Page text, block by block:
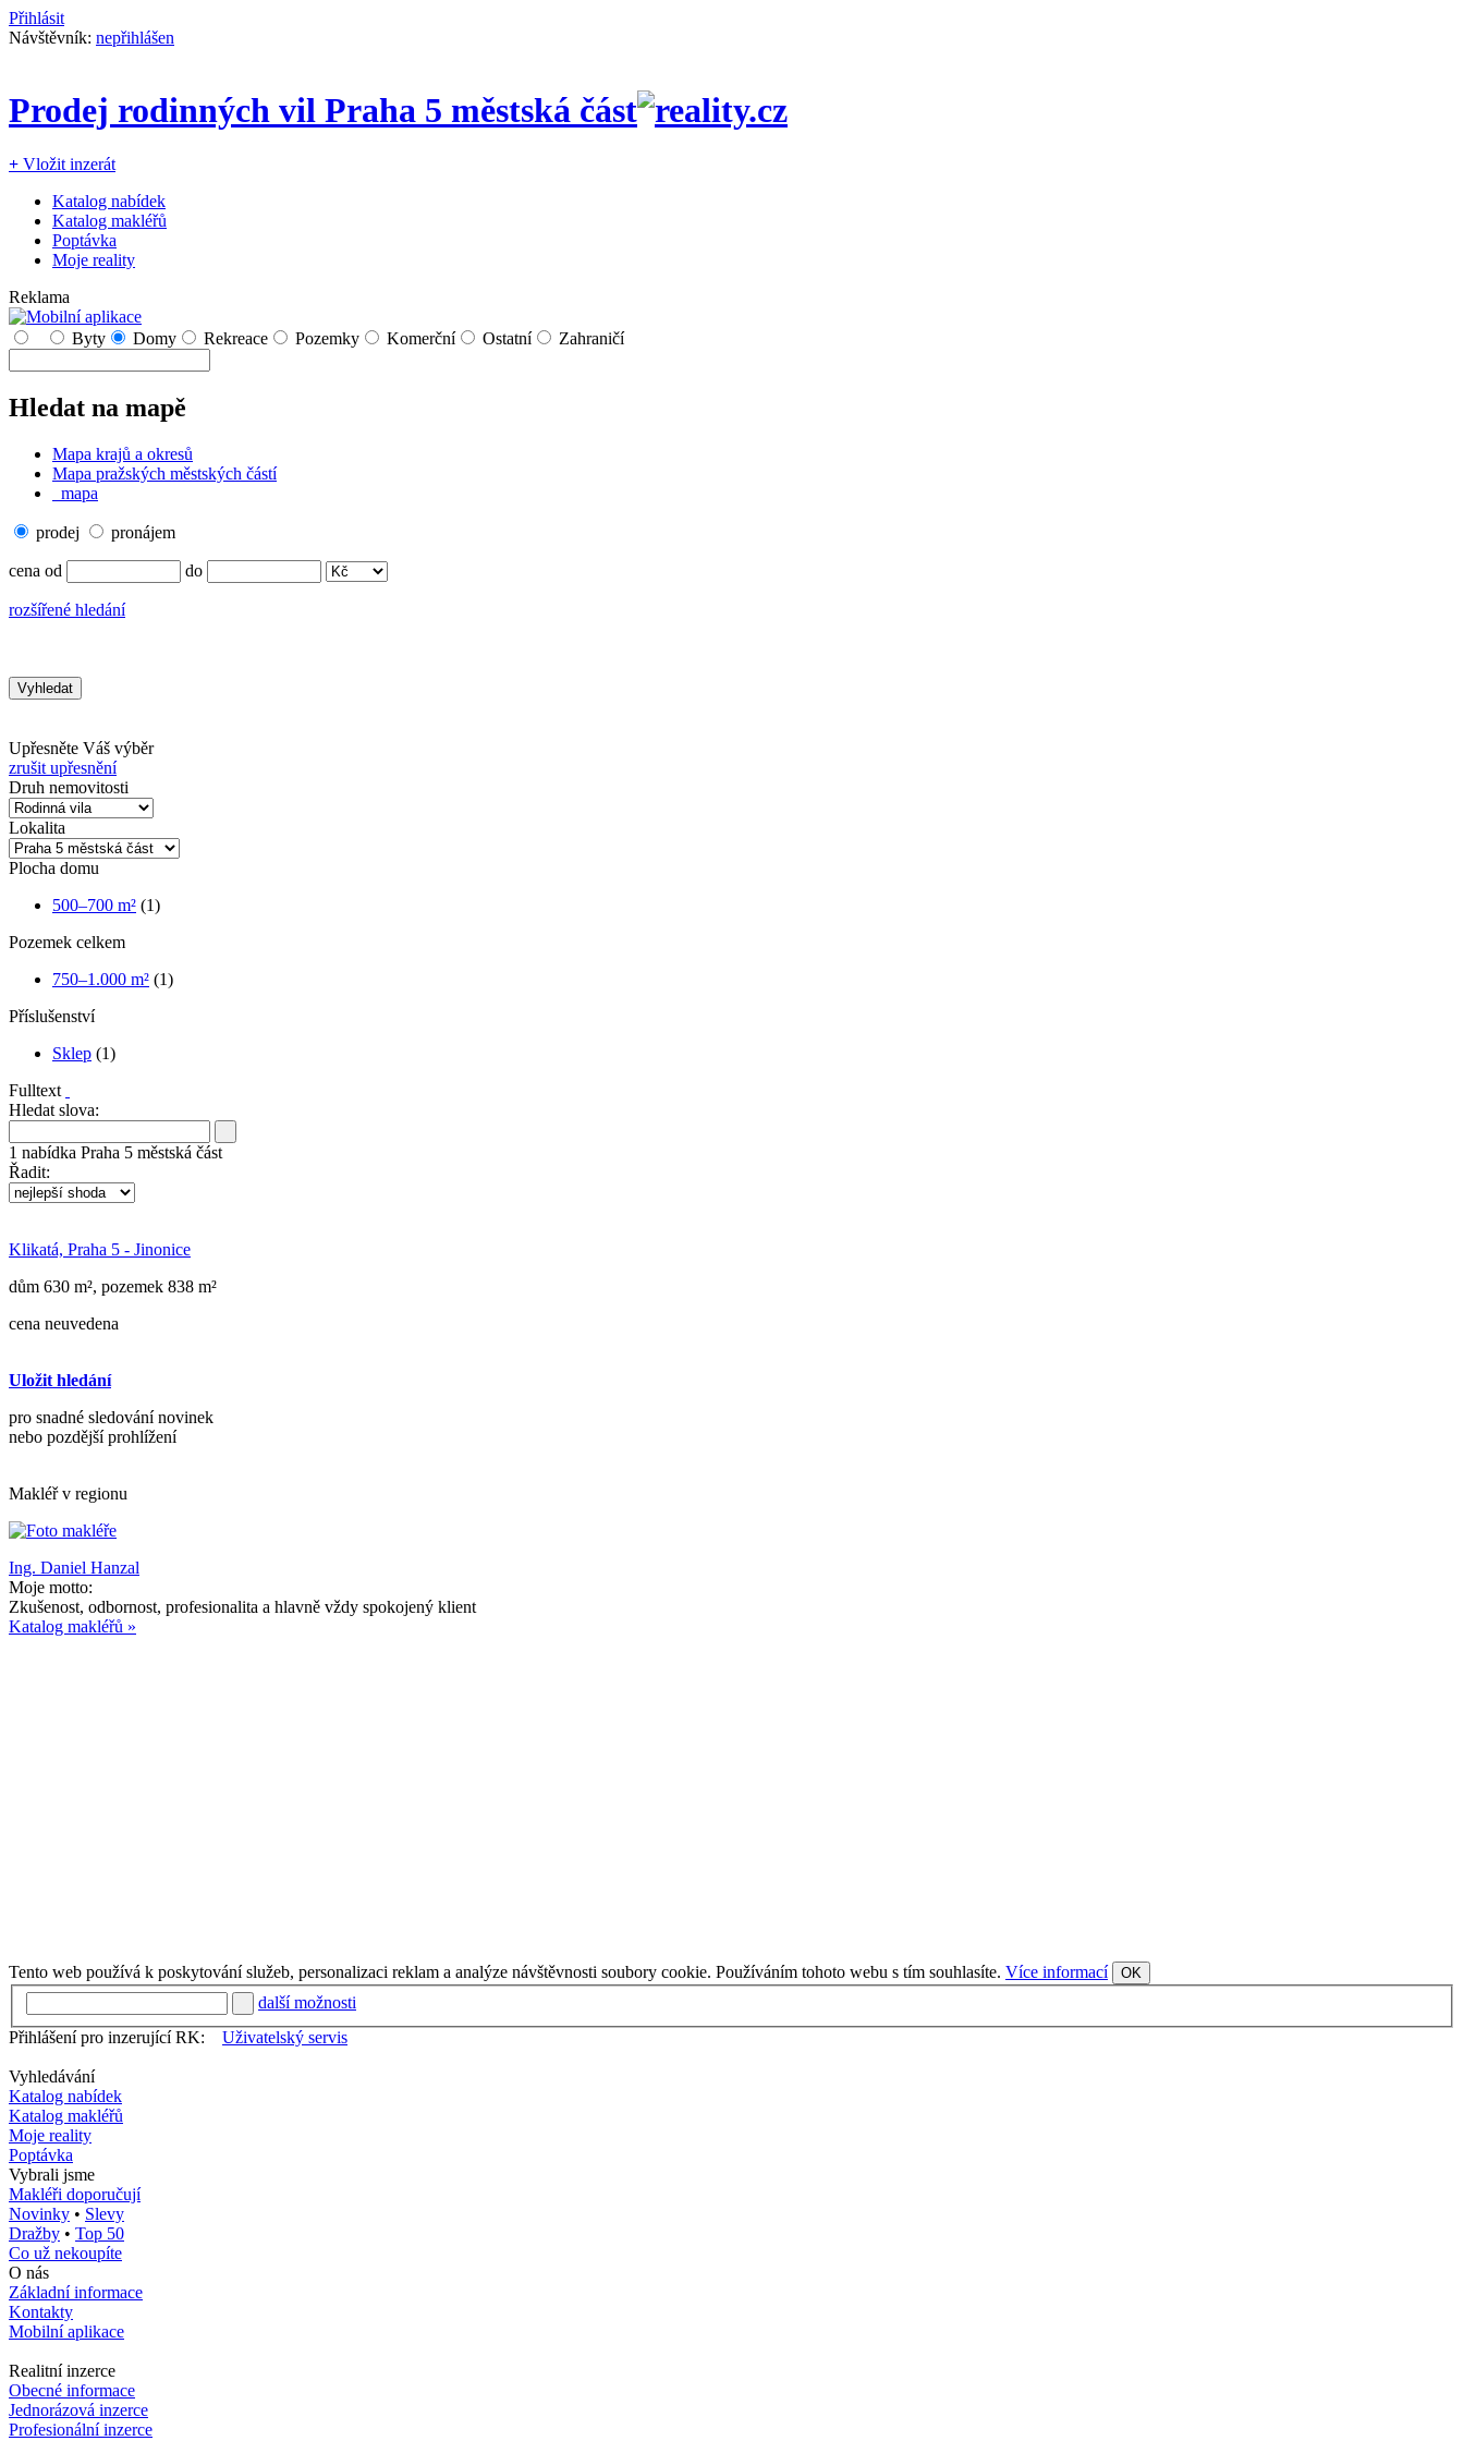
Přihlásit
Návštěvník: nepřihlášen
Prodej rodinných vil Praha 5 městská část
+ Vložit inzerát
Katalog nabídek
Katalog makléřů
Poptávka
Moje reality
Reklama
Byty Domy Rekreace Pozemky Komerční Ostatní Zahraničí
Hledat na mapě
Mapa krajů a okresů
Mapa pražských městských částí
mapa
prodej pronájem
cena od do
rozšířené hledání
Upřesněte Váš výběr
zrušit upřesnění
Druh nemovitosti
Lokalita
Plocha domu
500–700 m² (1)
Pozemek celkem
750–1.000 m² (1)
Příslušenství
Sklep (1)
Fulltext
Hledat slova:
1 nabídka Praha 5 městská část
Řadit:
Klikatá, Praha 5 - Jinonice
dům 630 m², pozemek 838 m²
cena neuvedena
Uložit hledání
pro snadné sledování novinek
nebo pozdější prohlížení
Makléř v regionu
Ing. Daniel Hanzal
Moje motto:
Zkušenost, odbornost, profesionalita a hlavně vždy spokojený klient
Katalog makléřů »
Tento web používá k poskytování služeb, personalizaci reklam a analýze návštěvnosti soubory cookie. Používáním tohoto webu s tím souhlasíte. Více informací OK
další možnosti
Přihlášení pro inzerující RK:
Uživatelský servis
Vyhledávání
Katalog nabídek
Katalog makléřů
Moje reality
Poptávka
Vybrali jsme
Makléři doporučují
Novinky • Slevy
Dražby • Top 50
Co už nekoupíte
O nás
Základní informace
Kontakty
Mobilní aplikace
Realitní inzerce
Obecné informace
Jednorázová inzerce
Profesionální inzerce